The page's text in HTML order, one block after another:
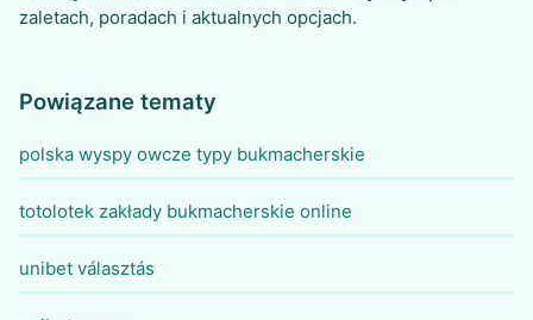
zaletach, poradach i aktualnych opcjach.
Powiązane tematy
polska wyspy owcze typy bukmacherskie
totolotek zakłady bukmacherskie online
unibet választás